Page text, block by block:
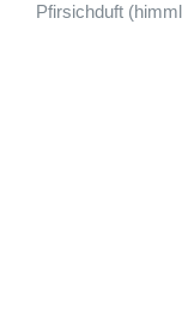
Pfirsichduft